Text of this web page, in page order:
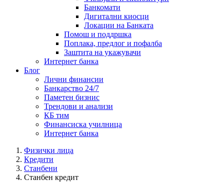
Банкомати
Дигитални киосци
Локации на Банката
Помош и поддршка
Поплака, предлог и пофалба
Заштита на укажувачи
Интернет банка
Блог
Лични финансии
Банкарство 24/7
Паметен бизнис
Трендови и анализи
КБ тим
Финансиска училница
Интернет банка
Физички лица
Кредити
Станбени
Станбен кредит